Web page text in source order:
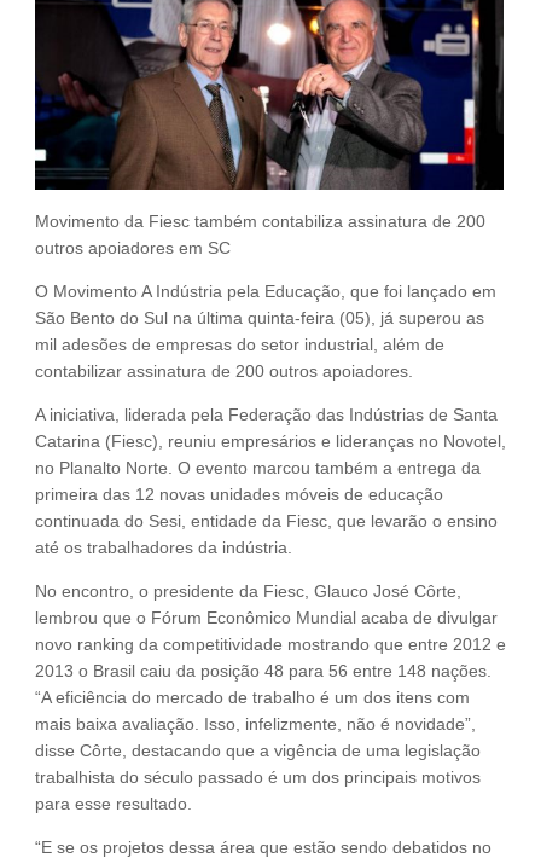
Fale Conosco
NOSSAS ASSOCIADAS
SEJA UM ASSOCIADO
VAGAS
Movimento da Fiesc também contabiliza assinatura de 200
outros apoiadores em SC
O Movimento A Indústria pela Educação, que foi lançado em
São Bento do Sul na última quinta-feira (05), já superou as
mil adesões de empresas do setor industrial, além de
contabilizar assinatura de 200 outros apoiadores.
A iniciativa, liderada pela Federação das Indústrias de Santa
Catarina (Fiesc), reuniu empresários e lideranças no Novotel,
no Planalto Norte. O evento marcou também a entrega da
primeira das 12 novas unidades móveis de educação
continuada do Sesi, entidade da Fiesc, que levarão o ensino
até os trabalhadores da indústria.
No encontro, o presidente da Fiesc, Glauco José Côrte,
lembrou que o Fórum Econômico Mundial acaba de divulgar
novo ranking da competitividade mostrando que entre 2012 e
2013 o Brasil caiu da posição 48 para 56 entre 148 nações.
“A eficiência do mercado de trabalho é um dos itens com
mais baixa avaliação. Isso, infelizmente, não é novidade”,
disse Côrte, destacando que a vigência de uma legislação
trabalhista do século passado é um dos principais motivos
para esse resultado.
“E se os projetos dessa área que estão sendo debatidos no